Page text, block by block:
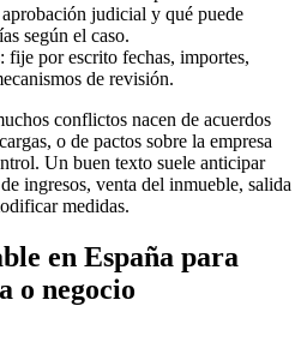
judicial y qué puede
según el caso.
fije por escrito fechas, importes,
de revisión.
conflictos nacen de acuerdos
o de pactos sobre la empresa
Un buen texto suele anticipar
ingresos, venta del inmueble, salida
medidas.
en España para
o negocio